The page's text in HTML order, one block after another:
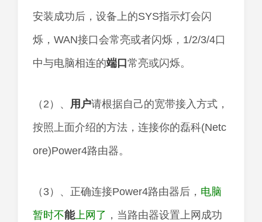
安装成功后，设备上的SYS指示灯会闪
烁，WAN接口会常亮或者闪烁，1/2/3/4口
中与电脑相连的端口 常亮或闪烁。
（2）、 用户请根据自己的宽带接入方式，
按照上面介绍的方法，连接你的磊科(Netc
ore)Power4路由器。
（3）、正确连接Power4路由器后， 电脑
暂时不能上网了 ，当路由器设置上网成功